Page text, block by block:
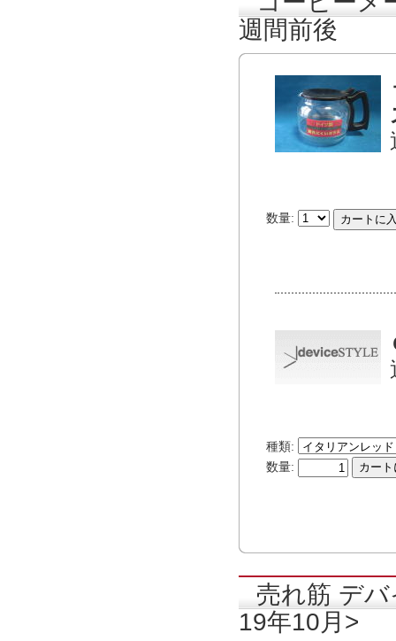
週間前後
数量:
種類:
数量:
売れ筋 デ
19年10月>